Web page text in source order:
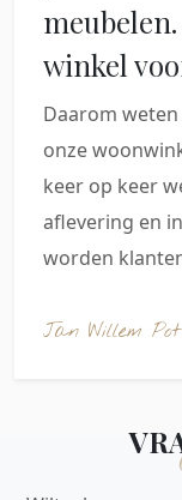
winkel
Daarom
onze
keer op keer
aflevering en
worden
Jan Willem Pot